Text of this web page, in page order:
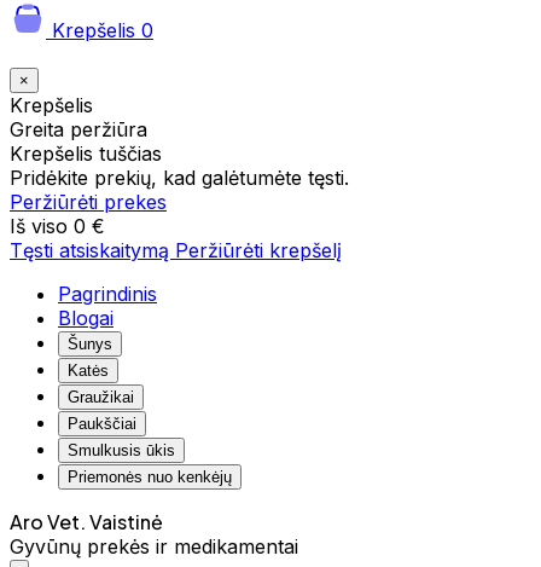
Krepšelis 0
×
Krepšelis
Greita peržiūra
Krepšelis tuščias
Pridėkite prekių, kad galėtumėte tęsti.
Peržiūrėti prekes
Iš viso 0 €
Tęsti atsiskaitymą Peržiūrėti krepšelį
Pagrindinis
Blogai
Šunys
Katės
Graužikai
Paukščiai
Smulkusis ūkis
Priemonės nuo kenkėjų
Aro Vet. Vaistinė
Gyvūnų prekės ir medikamentai